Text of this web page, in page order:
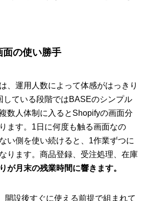
面の使い勝手
、運用人数によって体感がはっきり
している段階ではBASEのシンプル
数人体制に入るとShopifyの画面分
ます。1日に何度も触る画面なの
い側を使い続けると、1作業ずつに
ります。商品登録、受注処理、在庫
が月末の残業時間に響きます。
開設後すぐに使える前提で組まれて